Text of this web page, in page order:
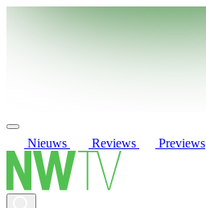
Nieuws Reviews Previews